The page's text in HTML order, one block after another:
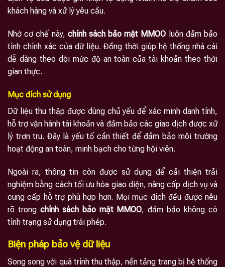
khách hàng và xử lý yêu cầu.
Nhờ cơ chế này, chính sách bảo mật MMOO luôn đảm bảo
tính chính xác của dữ liệu. Đồng thời giúp hệ thống nhà cái
dễ dàng theo dõi mức độ an toàn của tài khoản theo thời
gian thực.
Mục đích sử dụng
Dữ liệu thu thập được dùng chủ yếu để xác minh danh tính,
hỗ trợ vận hành tài khoản và đảm bảo các giao dịch được xử
lý trơn tru. Đây là yếu tố cần thiết để đảm bảo môi trường
hoạt động an toàn, minh bạch cho từng hội viên.
Ngoài ra, thông tin còn được sử dụng để cải thiện trải
nghiệm bằng cách tối ưu hóa giao diện, nâng cấp dịch vụ và
cung cấp hỗ trợ phù hợp hơn. Mọi mục đích đều được nêu
rõ trong chính sách bảo mật MMOO, đảm bảo không có
tình trạng sử dụng trái phép.
Biện pháp bảo vệ dữ liệu
Song song với quá trình thu thập, nền tảng trang bị hệ thống